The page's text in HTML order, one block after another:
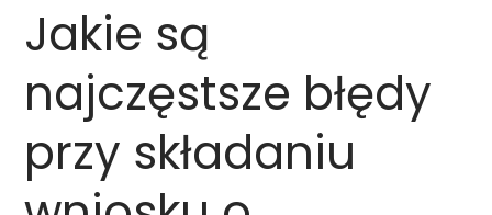
Jakie są
najczęstsze błędy
przy składaniu